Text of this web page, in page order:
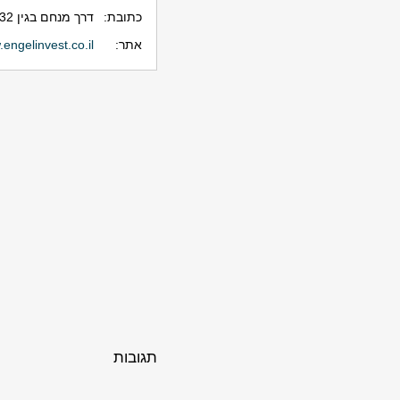
כתובת:
דרך מנחם בגין 132 עזריאלי
אתר:
תגובות